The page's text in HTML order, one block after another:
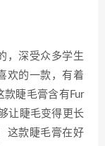
，深受众多学生
欢的一款，有着
款睫毛膏含有Fur
让睫毛变得更长
这款睫毛膏在好